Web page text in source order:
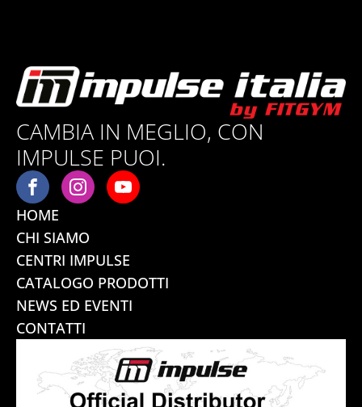
CAMBIA IN MEGLIO, CON
IMPULSE PUOI.
HOME
CHI SIAMO
CENTRI IMPULSE
CATALOGO PRODOTTI
NEWS ED EVENTI
CONTATTI